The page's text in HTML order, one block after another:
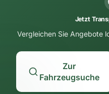
Jetzt
Vergleichen Sie Angebote
Zur
Fahrzeugsuche